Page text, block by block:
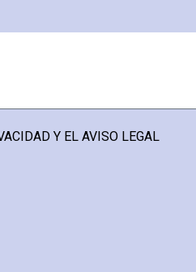
Y EL AVISO LEGAL